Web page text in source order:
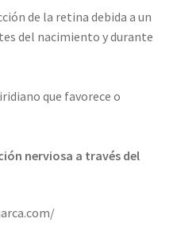
de la retina debida a un
del nacimiento y durante
que favorece o
nerviosa a través del